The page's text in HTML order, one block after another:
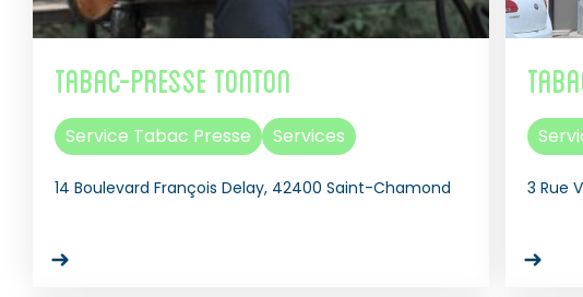
Tabac-Presse Tonton
Service Tabac Presse Services
14 Boulevard François Delay, 42400 Saint-Chamond 3 Rue